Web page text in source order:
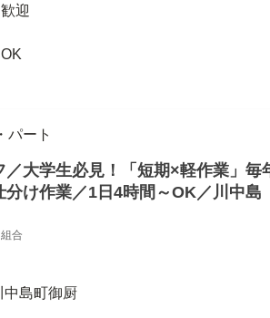
迎
パート
／大学生必見！「短期×軽作業」毎
分け作業／1日4時間～OK／川中島
合
中島町御厨